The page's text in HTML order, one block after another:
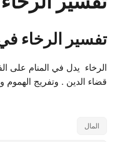
تفسير الرخاء
الرخاء يدل في المنام على
قضاء الدين . وتفريج الهموم
المال